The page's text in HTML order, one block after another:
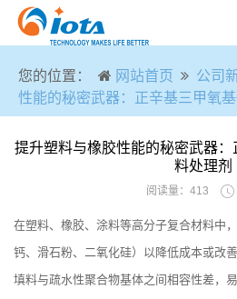
您的位置： 网站首页 公司
性能的秘密武器：正辛基三甲氧
提升塑料与橡胶性能的秘密武器
料处理剂
阅读量：413
在塑料、橡胶、涂料等高分子复合材料中
钙、滑石粉、二氧化硅）以降低成本或改
填料与疏水性聚合物基体之间相容性差，